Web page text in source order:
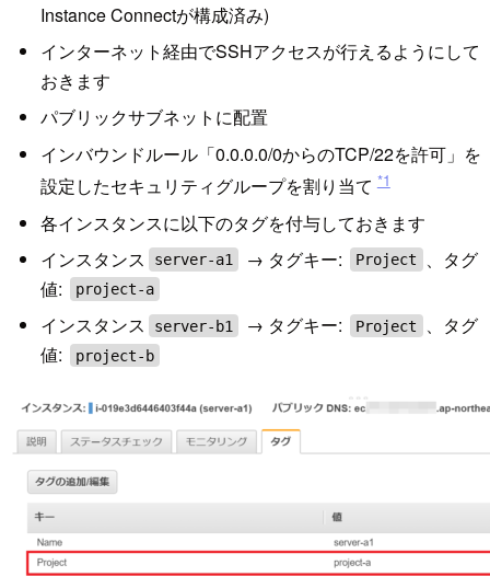
Instance Connectが構成済み)
インターネット経由でSSHアクセスが行えるようにして
おきます
パブリックサブネットに配置
インバウンドルール「0.0.0.0/0からのTCP/22を許可」を
設定したセキュリティグループを割り当て*1
各インスタンスに以下のタグを付与しておきます
インスタンス
server-a1 → タグキー: Project
、タグ
値:
project-a
インスタンス server-b1 → タグキー: Project
、タグ
値:
project-b